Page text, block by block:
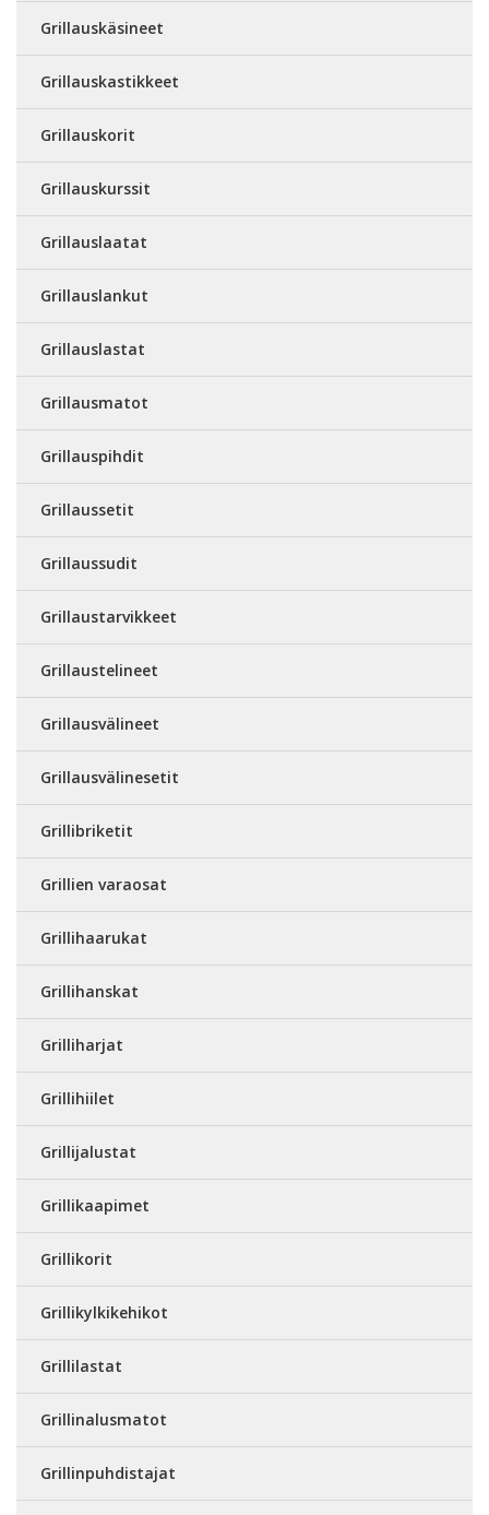
Grillauskäsineet
Grillauskastikkeet
Grillauskorit
Grillauskurssit
Grillauslaatat
Grillauslankut
Grillauslastat
Grillausmatot
Grillauspihdit
Grillaussetit
Grillaussudit
Grillaustarvikkeet
Grillaustelineet
Grillausvälineet
Grillausvälinesetit
Grillibriketit
Grillien varaosat
Grillihaarukat
Grillihanskat
Grilliharjat
Grillihiilet
Grillijalustat
Grillikaapimet
Grillikorit
Grillikylkikehikot
Grillilastat
Grillinalusmatot
Grillinpuhdistajat